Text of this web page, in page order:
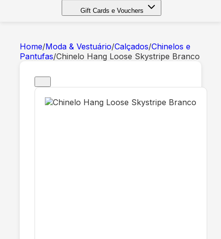
Gift Cards e Vouchers
Home/Moda & Vestuário/Calçados/Chinelos e
Pantufas/Chinelo Hang Loose Skystripe Branco